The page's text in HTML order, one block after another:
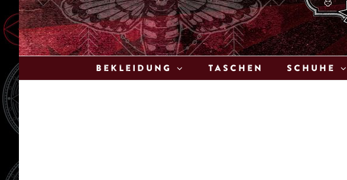
Bekleidung Taschen Schuhe